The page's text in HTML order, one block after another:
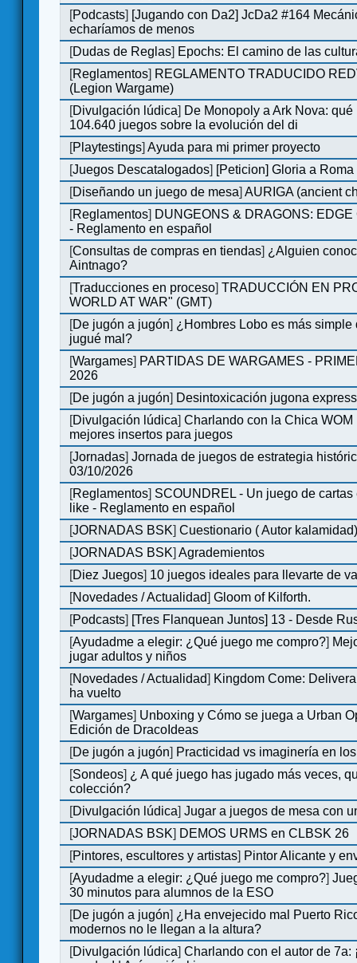
[Podcasts] [Jugando con Da2] JcDa2 #164
echaríamos de menos
[Dudas de Reglas] Epochs: El camino de las
[Reglamentos] REGLAMENTO TRADUCIDO
(Legion Wargame)
[Divulgación lúdica] De Monopoly a Ark Nova:
104.640 juegos sobre la evolución del di
[Playtestings]Ayuda para mi primer proyecto
[Juegos Descatalogados] [Peticion] Gloria a Roma
[Diseñando un juego de mesa]AURIGA (ancient
[Reglamentos] DUNGEONS & DRAGONS:
- Reglamento en español
[Consultas de compras en tiendas] ¿Alguien
Aintnago?
[Traducciones en proceso]TRADUCCIÓN EN
WORLD AT WAR" (GMT)
[De jugón a jugón] ¿Hombres Lobo es más simple
jugué mal?
[Wargames] PARTIDAS DE WARGAMES -
2026
[De jugón a jugón] Desintoxicación jugona express
[Divulgación lúdica]Charlando con la Chica WOM
mejores insertos para juegos
[Jornadas]Jornada de juegos de estrategia
03/10/2026
[Reglamentos] SCOUNDREL - Un juego de
like - Reglamento en español
[JORNADAS BSK]Cuestionario ( Autor
[JORNADAS BSK]Agrademientos
[Diez Juegos] 10 juegos ideales para llevarte de
[Novedades / Actualidad]Gloom of Kilforth.
[Podcasts] [Tres Flanquean Juntos] 13 - Desde
[Ayudadme a elegir: ¿Qué juego me compro?]
jugar adultos y niños
[Novedades / Actualidad] Kingdom Come:
ha vuelto
[Wargames] Unboxing y Cómo se juega a Urban
Edición de DracoIdeas
[De jugón a jugón] Practicidad vs imaginería en
[Sondeos] ¿ A qué juego has jugado más veces,
colección?
[Divulgación lúdica]Jugar a juegos de mesa con
[JORNADAS BSK] DEMOS URMS en CLBSK 26
[Pintores, escultores y artistas] Pintor Alicante y
[Ayudadme a elegir: ¿Qué juego me compro?]
30 minutos para alumnos de la ESO
[De jugón a jugón] ¿Ha envejecido mal Puerto
modernos no le llegan a la altura?
[Divulgación lúdica]Charlando con el autor de 7a: